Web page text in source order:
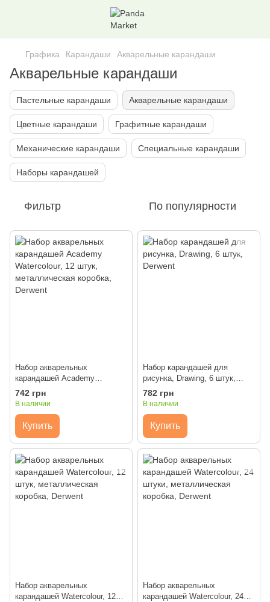
Графика Карандаши Акварельные карандаши
Акварельные карандаши
Пастельные карандаши Акварельные карандаши
Цветные карандаши Графитные карандаши
Механические карандаши Специальные карандаши
Наборы карандашей
Фильтр По популярности
Набор акварельных
карандашей Academy
Watercolour, 12 штук,
металлическая коробка,
742 грн
В наличии
Купить
Набор карандашей для
рисунка, Drawing, 6 штук,
Derwent
782 грн
В наличии
Купить
Набор акварельных
карандашей Watercolour, 12
Набор акварельных
карандашей Watercolour, 24